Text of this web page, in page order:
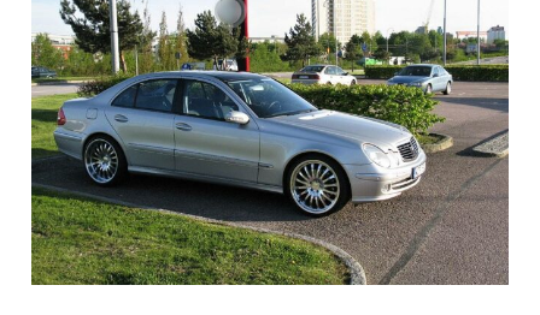
do
120
tisíc
korun.
Myslí
na
rodiny
i
ty,
kteří
chtějí
luxusní
auto